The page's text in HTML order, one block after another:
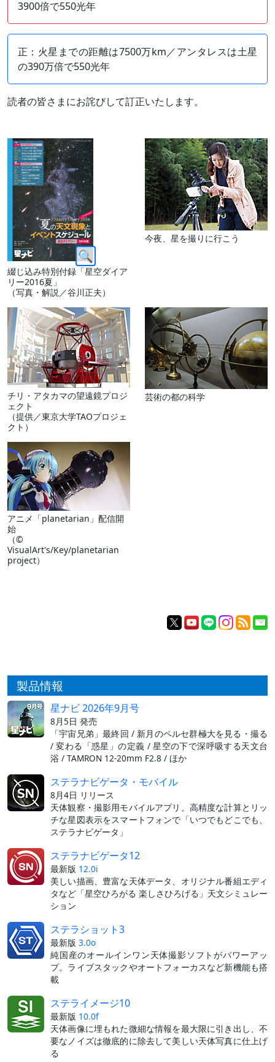
3900倍で550光年
正：火星までの距離は7500万km／アンタレスは土星
の390万倍で550光年
読者の皆さまにお詫びして訂正いたします。
綴じ込み特別付録「星空ダイア
リー2016夏」
（写真・解説／谷川正夫）
今夜、星を撮りに行こう
チリ・アタカマの望遠鏡プロジ
ェクト
（提供／東京大学TAOプロジェ
クト）
芸術の都の科学
アニメ「planetarian」配信開
始
（©
VisualArt's/Key/planetarian
project）
製品情報
星ナビ 2026年9月号
8月5日 発売
「宇宙兄弟」最終回 / 新月のペルセ群極大を見る・撮る
/ 変わる「惑星」の定義 / 星空の下で深呼吸する天文台
浴 / TAMRON 12-20mm F2.8 / ほか
ステラナビゲータ・モバイル
8月4日 リリース
天体観察・撮影用モバイルアプリ。高精度な計算とリッ
チな星図表示をスマートフォンで「いつでもどこでも、
ステラナビゲータ」
ステラナビゲータ12
最新版 12.0i
美しい描画、豊富な天体データ、オリジナル番組エディ
タなど「星空ひろがる 楽しさひろげる」天文シミュレー
ション
ステラショット3
最新版 3.0o
純国産のオールインワン天体撮影ソフトがパワーアッ
プ。ライブスタックやオートフォーカスなど新機能も搭
載
ステライメージ10
最新版 10.0f
天体画像に埋もれた微細な情報を最大限に引き出し、不
要なノイズは徹底的に除去して美しい天体写真に仕上げ
る